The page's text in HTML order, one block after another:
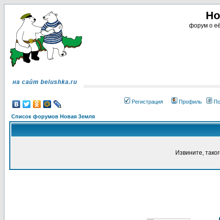
форум о
Регистрация Профиль
Список форумов Новая Земля
Извините,